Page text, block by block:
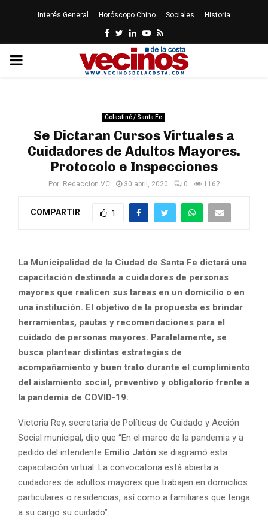
Interés General Horóscopo Chino Sociales Historia
Facebook
Twitter
LinkedinYoutube
Rss
PRIMARY
Colastiné / Santa Fe
Se Dictaran Cursos Virtuales a
Cuidadores de Adultos Mayores.
Protocolo e Inspecciones
Por: Redaccion VC 30 abril, 2020 0 1162
COMPARTIR 1
La Municipalidad de la Ciudad de Santa Fe dictará una
capacitación destinada a cuidadores de personas
mayores que realicen sus tareas en un domicilio o en
una institución. El objetivo de la propuesta es brindar
herramientas, pautas y recomendaciones para el
cuidado de personas mayores. Paralelamente, se
busca plantear distintas estrategias de
acompañamiento y buen trato durante el cumplimiento
del aislamiento social, preventivo y obligatorio frente a
la pandemia de COVID-19.
Victoria Rey, secretaria de Políticas de Cuidado y Acción
Social municipal, dijo que “En el marco de la pandemia y a
pedido del intendente Emilio Jatón se diagramó esta
capacitación virtual. La convocatoria está abierta a
cuidadores de adultos mayores que trabajen en domicilios
particulares o residencias, así como a familiares que tenga
a su cargo su cuidado”.